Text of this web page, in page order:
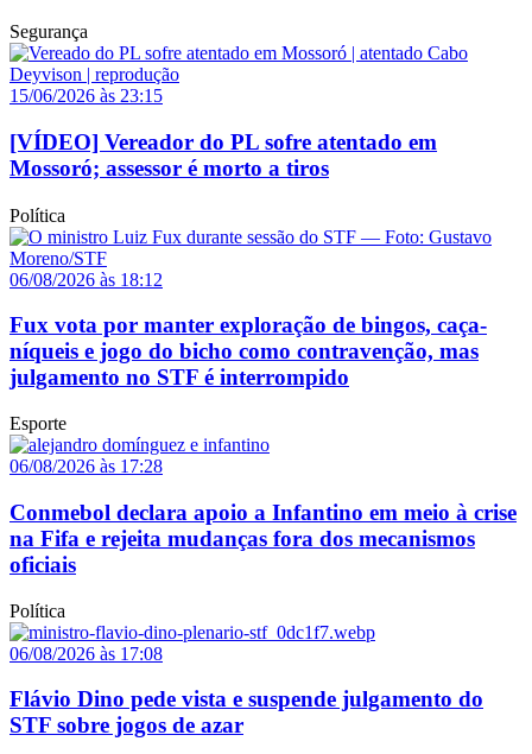
Segurança
15/06/2026 às 23:15
[VÍDEO] Vereador do PL sofre atentado em
Mossoró; assessor é morto a tiros
Política
06/08/2026 às 18:12
Fux vota por manter exploração de bingos, caça-
níqueis e jogo do bicho como contravenção, mas
julgamento no STF é interrompido
Esporte
06/08/2026 às 17:28
Conmebol declara apoio a Infantino em meio à crise
na Fifa e rejeita mudanças fora dos mecanismos
oficiais
Política
06/08/2026 às 17:08
Flávio Dino pede vista e suspende julgamento do
STF sobre jogos de azar